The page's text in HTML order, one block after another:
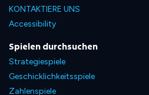
KONTAKTIERE UNS
Accessibility
Spielen durchsuchen
Strategiespiele
Geschicklichkeitsspiele
Zahlenspiele